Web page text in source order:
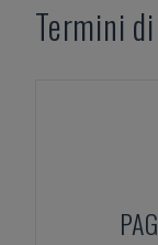
Termini